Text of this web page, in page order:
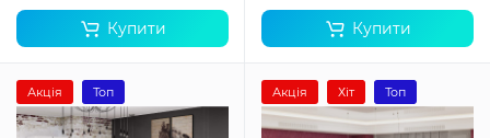
Купити Купити
Акція Топ Акція Хіт Топ